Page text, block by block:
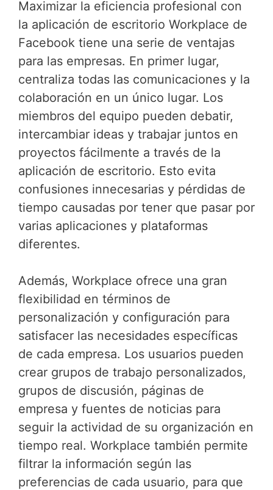
Maximizar la eficiencia profesional con
la aplicación de escritorio Workplace de
Facebook tiene una serie de ventajas
para las empresas. En primer lugar,
centraliza todas las comunicaciones y la
colaboración en un único lugar. Los
miembros del equipo pueden debatir,
intercambiar ideas y trabajar juntos en
proyectos fácilmente a través de la
aplicación de escritorio. Esto evita
confusiones innecesarias y pérdidas de
tiempo causadas por tener que pasar por
varias aplicaciones y plataformas
diferentes.
Además, Workplace ofrece una gran
flexibilidad en términos de
personalización y configuración para
satisfacer las necesidades específicas
de cada empresa. Los usuarios pueden
crear grupos de trabajo personalizados,
grupos de discusión, páginas de
empresa y fuentes de noticias para
seguir la actividad de su organización en
tiempo real. Workplace también permite
filtrar la información según las
preferencias de cada usuario, para que